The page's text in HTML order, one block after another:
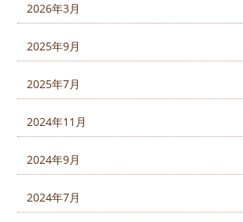
2026年3月
2025年9月
2025年7月
2024年11月
2024年9月
2024年7月